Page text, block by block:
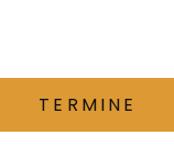
TERMINE